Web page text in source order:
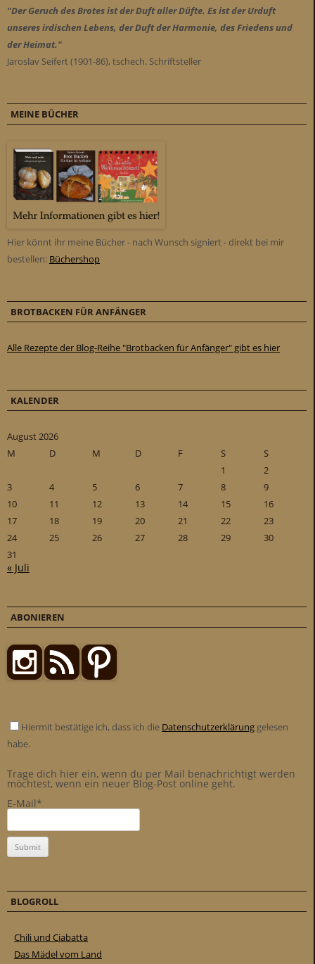
"Der Geruch des Brotes ist der Duft aller Düfte. Es ist der Urduft
unseres irdischen Lebens, der Duft der Harmonie, des Friedens und
der Heimat."
Jaroslav Seifert (1901-86), tschech. Schriftsteller
MEINE BÜCHER
Hier könnt ihr meine Bücher - nach Wunsch signiert - direkt bei mir
bestellen: Büchershop
BROTBACKEN FÜR ANFÄNGER
Alle Rezepte der Blog-Reihe "Brotbacken für Anfänger" gibt es hier
KALENDER
August 2026
M
D M D F S
S
1
2
3
4 5 6 7 8
9
10
11 12 13 14 15
16
17
18 19 20 21 22
23
24
25 26 27 28 29
30
31
« Juli
ABONIEREN
Hiermit bestätige ich, dass ich die Datenschutzerklärung gelesen
habe.
Trage dich hier ein, wenn du per Mail benachrichtigt werden
möchtest, wenn ein neuer Blog-Post online geht.
E-Mail*
BLOGROLL
Chili und Ciabatta
Das Mädel vom Land